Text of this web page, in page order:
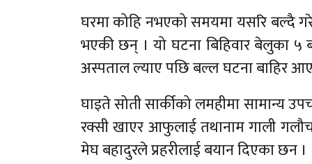
घरमा कोहि नभएको समयमा यसरि बल्दै
भएकी छन् । यो घटना बिहिवार बेलुका
अस्पताल ल्याए पछि बल्ल घटना बाहिर
घाइते सोती सार्कीको लमहीमा सामान्य
रक्सी खाएर आफुलाई तथानाम गाली गलौच
मेघ बहादुरले प्रहरीलाई बयान दिएका छन ।